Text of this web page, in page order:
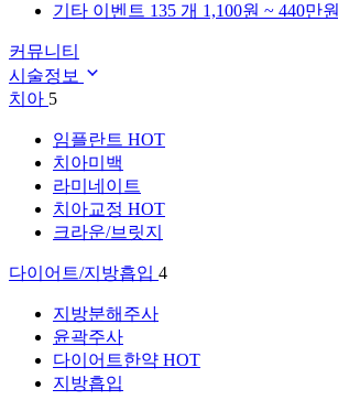
기타 이벤트 135 개 1,100원 ~ 440만원
커뮤니티
시술정보
치아 5
임플란트 HOT
치아미백
라미네이트
치아교정 HOT
크라운/브릿지
다이어트/지방흡입 4
지방분해주사
윤곽주사
다이어트한약 HOT
지방흡입